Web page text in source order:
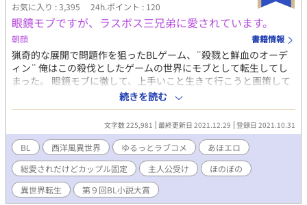
お気に入り : 3,395 24h.ポイント : 120
眼鏡モブですが、ラスボス三兄弟に愛されています。
朝顔 書籍情報
猟奇的な展開で問題作を狙ったBLゲーム、¨殺戮と鮮血のオーデ
ィン¨ 俺はこの殺伐としたゲームの世界にモブとして転生してし
まった。 眼鏡モブに徹して、上手いこと生きて行こうと画策して
いたが、ゲームが始まる前の段階で、ラスボスの三兄弟に出会う
ことになる。 彼らと関わると血みどろの惨劇になると想像してい
たが、待っていたのは、恐ろしいくらい、ほのぼのした日常と三
兄弟にひたすら愛される日々だった？ ★ クラスに一人いる秀才眼
鏡くんに転生したが、口を開くと前世のおバカないじられキャラ
が出てきてしまう平凡主人公と、そんな主人公に癒される殺戮の
鬼と呼ばれたハイスペック三兄弟のお話。 エロもピンチもゆるっ
とコメディを目指しています。 これはアレだなという回には※を
付けさせていただきます。 総愛されで、カップルは固定。 恋愛&
続きを読む
文字数 225,981 最終更新日 2021.12.29 登録日 2021.10.31
BL 西洋風異世界 ゆるっとラブコメ
あほエロ
総愛されだけどカップル固定
主人公受け
ほのぼの
異世界転生
第９回BL小説大賞